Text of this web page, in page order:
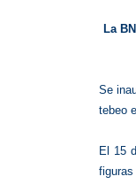
La
Se
tebeo
El 15